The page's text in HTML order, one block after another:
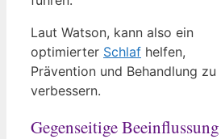
Laut Watson, kann also ein
optimierter Schlaf helfen,
Prävention und Behandlung zu
verbessern.
Gegenseitige Beeinflussung